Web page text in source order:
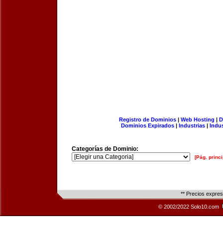
Registro de Dominios| Web Hosting |
Dominios Expirados | Industrias |
Categorías de Dominio:
[Pág.
** Precios
© 2002/2022 Solo10.com